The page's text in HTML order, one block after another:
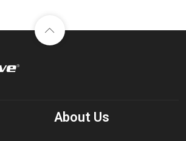
About Us